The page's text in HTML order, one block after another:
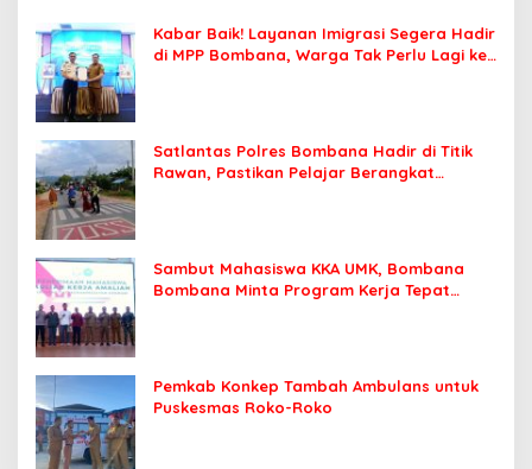
Kabar Baik! Layanan Imigrasi Segera Hadir
di MPP Bombana, Warga Tak Perlu Lagi ke
Satlantas Polres Bombana Hadir di Titik
Rawan, Pastikan Pelajar Berangkat
Sambut Mahasiswa KKA UMK, Bombana
Bombana Minta Program Kerja Tepat
Pemkab Konkep Tambah Ambulans untuk
Puskesmas Roko-Roko